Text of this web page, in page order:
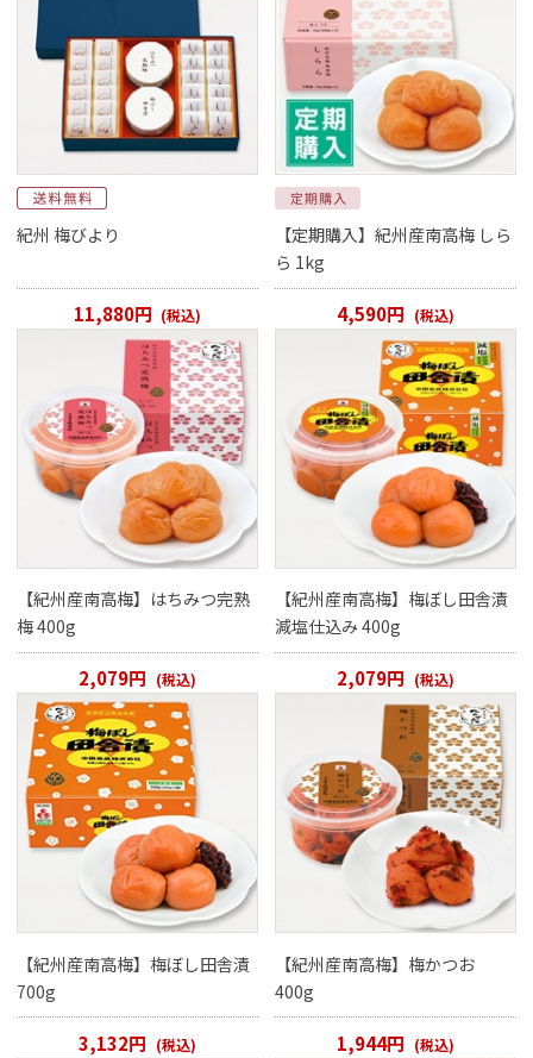
紀州 梅びより
11,880円 (税込)
【定期購入】紀州産南高梅 しら
ら 1kg
4,590円 (税込)
【紀州産南高梅】はちみつ完熟
梅 400g
2,079円 (税込)
【紀州産南高梅】梅ぼし田舎漬
減塩仕込み 400g
2,079円 (税込)
【紀州産南高梅】梅ぼし田舎漬
700g
3,132円 (税込)
【紀州産南高梅】梅かつお
400g
1,944円 (税込)